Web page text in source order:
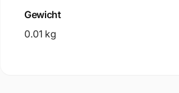
Gewicht
0.01 kg